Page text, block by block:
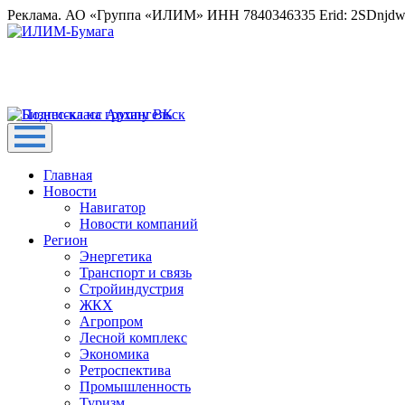
Реклама. АО «Группа «ИЛИМ» ИНН 7840346335 Erid:
Главная
Новости
Навигатор
Новости компаний
Регион
Энергетика
Транспорт и связь
Стройиндустрия
ЖКХ
Агропром
Лесной комплекс
Экономика
Ретроспектива
Промышленность